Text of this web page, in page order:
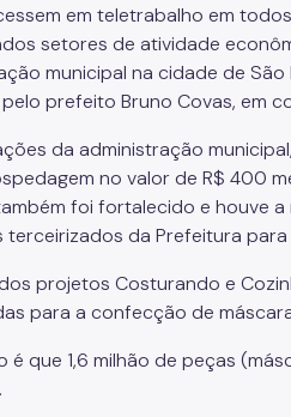
Saúde e Bem-estar
Segurança
Trabalho
em teletrabalho em
setores de atividade
municipal na cidade de
prefeito Bruno Covas, em
da administração
no valor de R$ 400
foi fortalecido e houve
da Prefeitura para
projetos Costurando e
para a confecção de
é que 1,6 milhão de peças